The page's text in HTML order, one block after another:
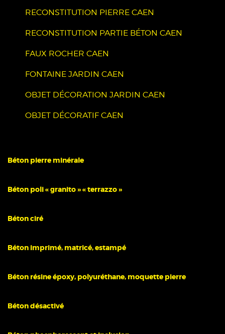
RECONSTITUTION PIERRE CAEN
RECONSTITUTION PARTIE BÉTON CAEN
FAUX ROCHER CAEN
FONTAINE JARDIN CAEN
OBJET DÉCORATION JARDIN CAEN
OBJET DÉCORATIF CAEN
Béton pierre minérale
Béton poli « granito » « terrazzo »
Béton ciré
Béton imprimé, matricé, estampé
Béton résine époxy, polyuréthane, moquette pierre
Béton désactivé